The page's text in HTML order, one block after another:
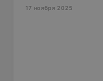
17 ноября 2025